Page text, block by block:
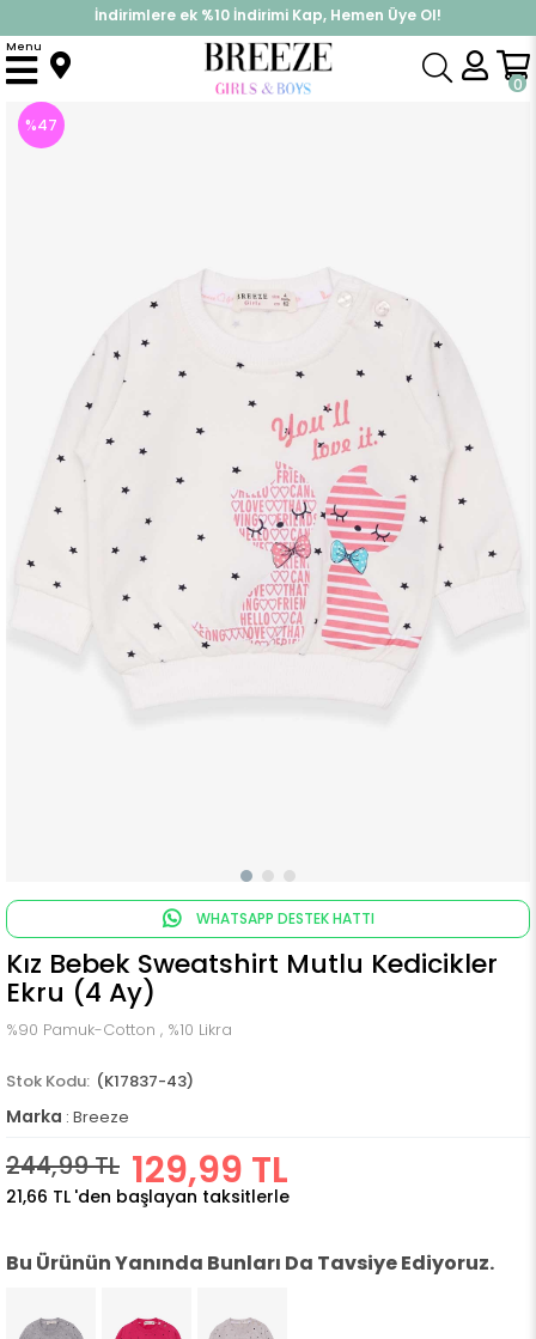
%30 Sepette Yaz İndirimi, Hemen Al!
İndirimlere ek %10 İndirimi Kap, Hemen Üye Ol!
0
Menu
Anasayfa Üst Giyim Sweatshirt Kız Bebek Sweatshirt Mutlu Kedicikler Ekru (4 Ay)
%47
WHATSAPP DESTEK HATTI
Kız Bebek Sweatshirt Mutlu Kedicikler
Ekru (4 Ay)
%90 Pamuk-Cotton , %10 Likra
(K17837-43)
Marka : Breeze
244,99 TL 129,99 TL
21,66 TL 'den başlayan taksitlerle
Bu Ürünün Yanında Bunları Da Tavsiye Ediyoruz.